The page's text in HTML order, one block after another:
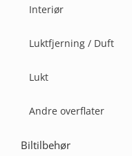
Interiør
Luktfjerning / Duft
Lukt
Andre overflater
Biltilbehør